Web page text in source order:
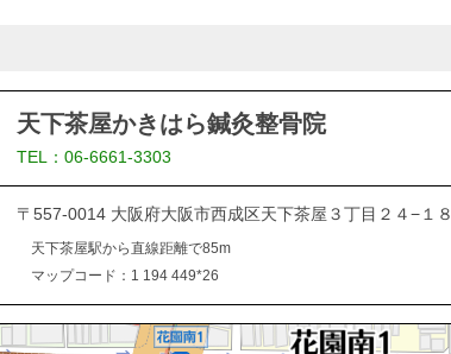
天下茶屋かきはら鍼灸整骨院
TEL：06-6661-3303
〒557-0014 大阪府大阪市西成区天下茶屋３丁目２４−１８
天下茶屋駅から直線距離で85m
マップコード：1 194 449*26